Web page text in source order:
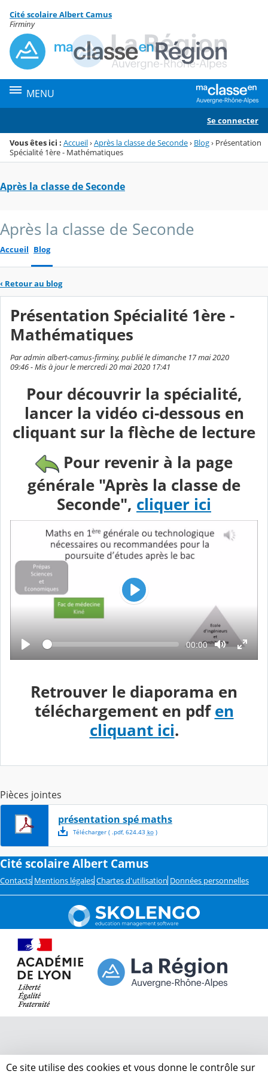
Menu de la rubrique
Contenu
Cité scolaire Albert Camus
Firminy
MENU
Se connecter
Vous êtes ici : Accueil›Après la classe de Seconde› Blog› Présentation
Spécialité 1ère - Mathématiques
Après la classe de Seconde
Après la classe de Seconde
Accueil Blog
‹ Retour au blog
Présentation Spécialité 1ère -
Mathématiques
Par admin albert-camus-firminy, publié le dimanche 17 mai 2020
09:46 - Mis à jour le mercredi 20 mai 2020 17:41
Pour découvrir la spécialité,
lancer la vidéo ci-dessous en
cliquant sur la flèche de lecture
Pour revenir à la page
générale "Après la classe de
Seconde", cliquer ici
L
e
c
e
T
m
c
u
l
00:00
Retrouver le diaporama en
téléchargement en pdf en
cliquant ici.
Pièces jointes
présentation spé maths
Télécharger( .pdf, 624.43 ko)
Cité scolaire Albert Camus
Contacts Mentions légales Chartes d'utilisation Données personnelles
Ce site utilise des cookies et vous donne le contrôle sur